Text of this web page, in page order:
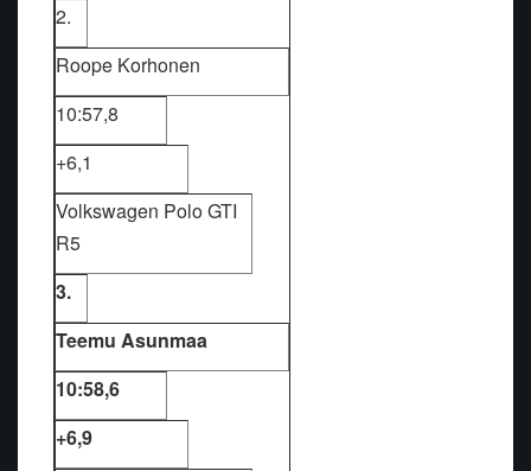
2.
Roope Korhonen
10:57,8
+6,1
Volkswagen Polo GTI
R5
3.
Teemu Asunmaa
10:58,6
+6,9